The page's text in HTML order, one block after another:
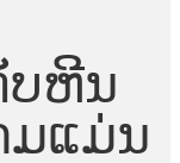
ຫີນ
ແມ່ນ